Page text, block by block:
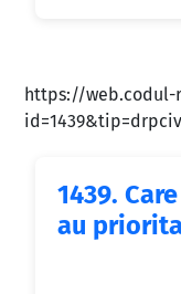
https://
1439.
au